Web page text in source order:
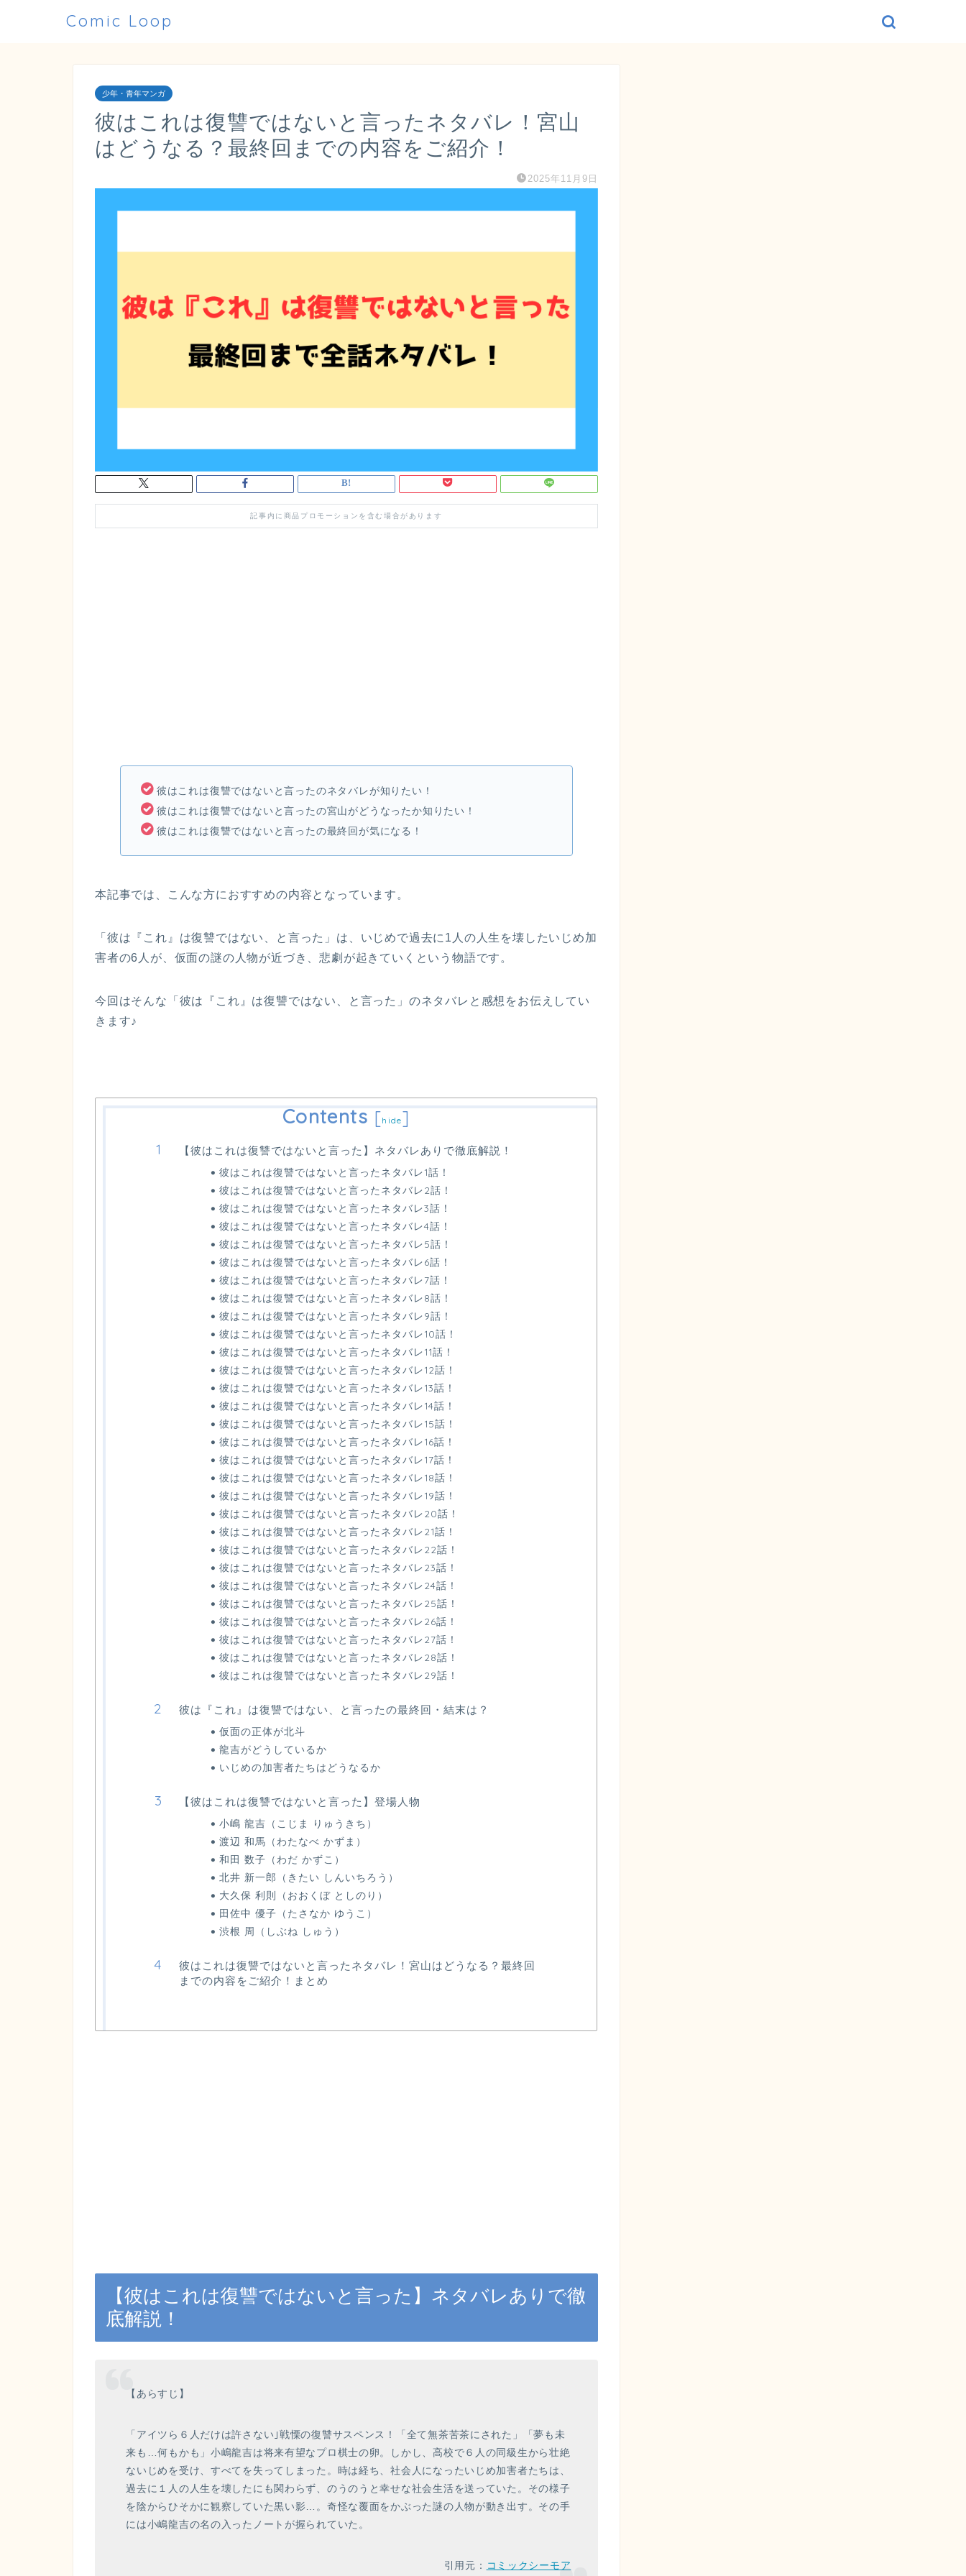
Comic Loop
少年・青年マンガ
彼はこれは復讐ではないと言ったネタバレ！宮山
はどうなる？最終回までの内容をご紹介！
2025年11月9日
記事内に商品プロモーションを含む場合があります
彼はこれは復讐ではないと言ったのネタバレが知りたい！
彼はこれは復讐ではないと言ったの宮山がどうなったか知りたい！
彼はこれは復讐ではないと言ったの最終回が気になる！
本記事では、こんな方におすすめの内容となっています。
「彼は『これ』は復讐ではない、と言った」 は、いじめで過去に1人の人生を壊したいじめ加
害者の6人が、仮面の謎の人物が近づき、悲劇が起きていくという物語です。
今回はそんな 「彼は『これ』は復讐ではない、と言った」 のネタバレと感想をお伝えしてい
きます♪
Contents [hide]
【彼はこれは復讐ではないと言った】ネタバレありで徹底解説！
彼はこれは復讐ではないと言ったネタバレ1話！
彼はこれは復讐ではないと言ったネタバレ2話！
彼はこれは復讐ではないと言ったネタバレ3話！
彼はこれは復讐ではないと言ったネタバレ4話！
彼はこれは復讐ではないと言ったネタバレ5話！
彼はこれは復讐ではないと言ったネタバレ6話！
彼はこれは復讐ではないと言ったネタバレ7話！
彼はこれは復讐ではないと言ったネタバレ8話！
彼はこれは復讐ではないと言ったネタバレ9話！
彼はこれは復讐ではないと言ったネタバレ10話！
彼はこれは復讐ではないと言ったネタバレ11話！
彼はこれは復讐ではないと言ったネタバレ12話！
彼はこれは復讐ではないと言ったネタバレ13話！
彼はこれは復讐ではないと言ったネタバレ14話！
彼はこれは復讐ではないと言ったネタバレ15話！
彼はこれは復讐ではないと言ったネタバレ16話！
彼はこれは復讐ではないと言ったネタバレ17話！
彼はこれは復讐ではないと言ったネタバレ18話！
彼はこれは復讐ではないと言ったネタバレ19話！
彼はこれは復讐ではないと言ったネタバレ20話！
彼はこれは復讐ではないと言ったネタバレ21話！
彼はこれは復讐ではないと言ったネタバレ22話！
彼はこれは復讐ではないと言ったネタバレ23話！
彼はこれは復讐ではないと言ったネタバレ24話！
彼はこれは復讐ではないと言ったネタバレ25話！
彼はこれは復讐ではないと言ったネタバレ26話！
彼はこれは復讐ではないと言ったネタバレ27話！
彼はこれは復讐ではないと言ったネタバレ28話！
彼はこれは復讐ではないと言ったネタバレ29話！
彼は『これ』は復讐ではない、と言ったの最終回・結末は？
仮面の正体が北斗
龍吉がどうしているか
いじめの加害者たちはどうなるか
【彼はこれは復讐ではないと言った】登場人物
小嶋 龍吉（こじま りゅうきち）
渡辺 和馬（わたなべ かずま）
和田 数子（わだ かずこ）
北井 新一郎（きたい しんいちろう）
大久保 利則（おおくぼ としのり）
田佐中 優子（たさなか ゆうこ）
渋根 周（しぶね しゅう）
彼はこれは復讐ではないと言ったネタバレ！宮山はどうなる？最終回
までの内容をご紹介！まとめ
【彼はこれは復讐ではないと言った】ネタバレありで徹
底解説！
【あらすじ】
「アイツら６人だけは許さない｣戦慄の復讐サスペンス！「全て無茶苦茶にされた」「夢も未
来も…何もかも」小嶋龍吉は将来有望なプロ棋士の卵。しかし、高校で６人の同級生から壮絶
ないじめを受け、すべてを失ってしまった。時は経ち、社会人になったいじめ加害者たちは、
過去に１人の人生を壊したにも関わらず、のうのうと幸せな社会生活を送っていた。その様子
を陰からひそかに観察していた黒い影…。奇怪な覆面をかぶった謎の人物が動き出す。その手
には小嶋龍吉の名の入ったノートが握られていた。
引用元： コミックシーモア